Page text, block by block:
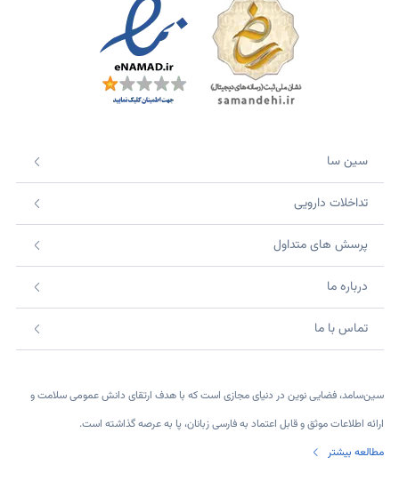
سین سا
تداخلات دارویی
پرسش های متداول
درباره ما
تماس با ما
سین‌سامد، فضایی نوین در دنیای مجازی است که با هدف ارتقای دانش عمومی سلامت و
ارائه اطلاعات موثق و قابل اعتماد به فارسی زبانان، پا به عرصه گذاشته است.
مطالعه بیشتر